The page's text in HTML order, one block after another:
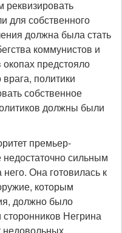
реквизировать
для собственного
должна была стать
коммунистов и
предстояло
политики
собственное
должны были
премьер-
сильным
Она готовилась к
которым
должно было
Негрина